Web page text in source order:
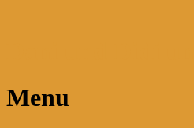
Menu